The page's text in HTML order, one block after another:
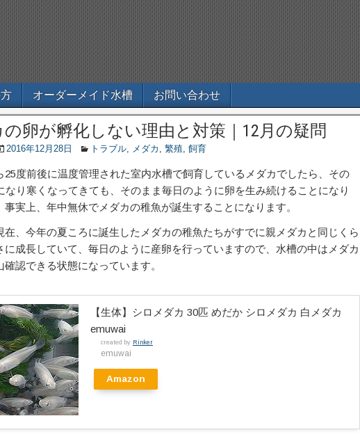
オーダーメイド水槽 お問い合わせ
の卵が孵化しない理由と対策｜12月の疑問
2016年12月28日 トラブル, メダカ , 繁殖, 飼育
25度前後に温度管理された室内水槽で飼育しているメダカでしたら、その
なり寒くなってきても、そのまま毎日のように卵を生み続けることになり
事実上、年中無休でメダカの稚魚が誕生することになります。
在、今年の夏ころに誕生したメダカの稚魚たちがすでに親メダカと同じくら
に成長していて、毎日のように産卵を行っていますので、水槽の中はメダカ
確認できる状態になっています。
【生体】シロメダカ 30匹 めだか シロメダカ 白メダカ
emuwai
created by Rinker
emuwai
Amazon